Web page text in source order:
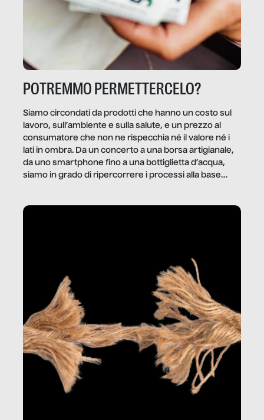
POTREMMO PERMETTERCELO?
Siamo circondati da prodotti che hanno un costo sul
lavoro, sull’ambiente e sulla salute, e un prezzo al
consumatore che non ne rispecchia né il valore né i
lati in ombra. Da un concerto a una borsa artigianale,
da uno smartphone fino a una bottiglietta d’acqua,
siamo in grado di ripercorrere i processi alla base
dietro gli oggetti e i servizi che fanno la nostra vita